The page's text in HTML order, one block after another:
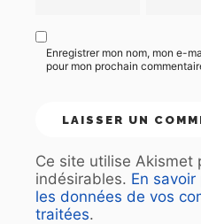
Enregistrer mon nom, mon e-
pour mon prochain
Ce site utilise Akismet
indésirables. En
les données de vos
traitées.